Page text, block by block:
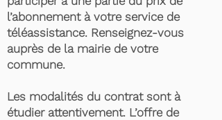
l’abonnement à votre service de
téléassistance. Renseignez-vous
auprès de la mairie de votre
commune.
Les modalités du contrat sont à
étudier attentivement. L’offre de